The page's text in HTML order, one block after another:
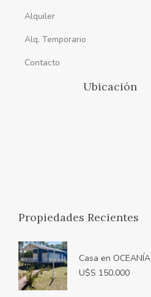
Alquiler
Alq. Temporario
Contacto
Ubicación
Propiedades Recientes
Casa en
U$S 150.000